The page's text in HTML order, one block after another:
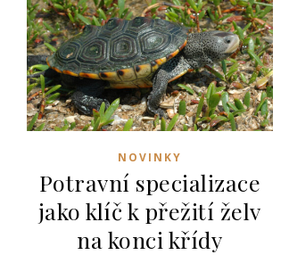
NOVINKY
Potravní specializace
jako klíč k přežití želv
na konci křídy